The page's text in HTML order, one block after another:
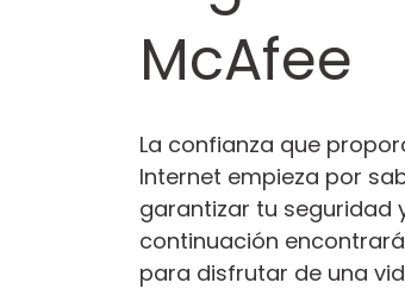
McAfee
La confianza que
Internet empieza por
garantizar tu seguridad
continuación
para disfrutar de una